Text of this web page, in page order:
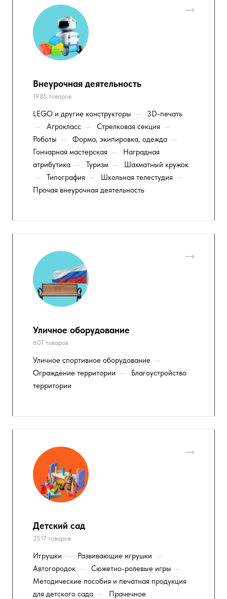
Внеурочная деятельность
1985 товаров
LEGO и другие конструкторы —
3D-печать
—
Агрокласс — Стрелковая секция —
Роботы — Форма, экипировка, одежда —
Гончарная мастерская —
Наградная
атрибутика — Туризм —
Шахматный кружок
—
Типография — Школьная телестудия —
Прочая внеурочная деятельность
Уличное оборудование
607 товаров
Уличное спортивное оборудование —
Ограждение территории —
Благоустройство
территории
Детский сад
2517 товаров
Игрушки — Развивающие игрушки —
Автогородок — Сюжетно-ролевые игры —
Методические пособия и печатная продукция
для детского сада —
Прачечное